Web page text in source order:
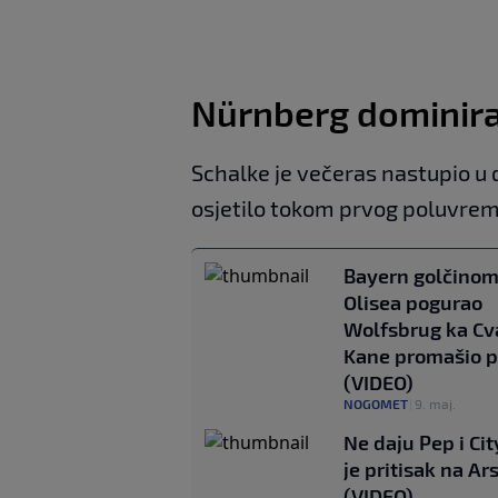
Nürnberg
Schalke je večeras nastupio
osjetilo tokom prvog
Bayern golčinom
Olisea pogurao
Wolfsbrug ka
Kane promašio
(VIDEO)
NOGOMET 9. maj.
Ne daju Pep i
je pritisak na